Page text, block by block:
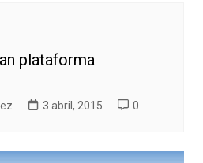
plataforma
3 abril, 2015 0